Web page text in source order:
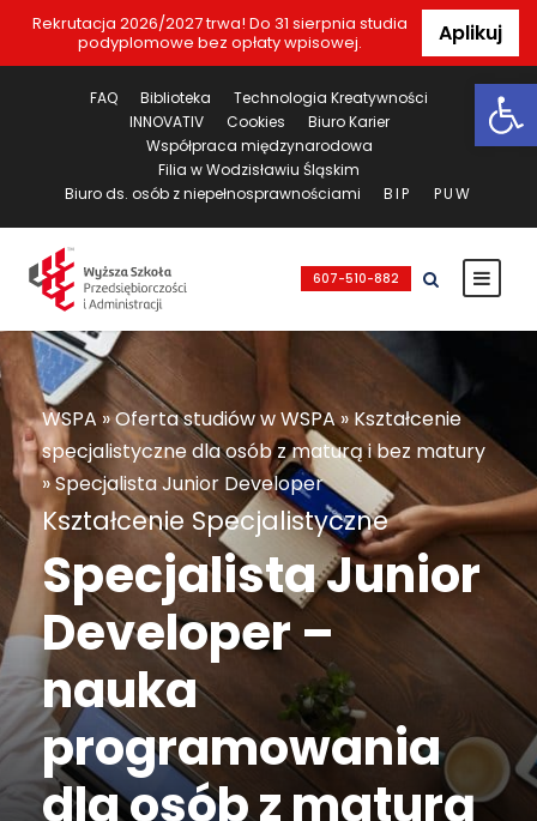
Rekrutacja 2026/2027 trwa! Do 31 sierpnia studia
podyplomowe bez opłaty wpisowej.
Aplikuj
FAQ Biblioteka
Technologia Kreatywności
INNOVATIV
Cookies
Biuro Karier
Współpraca międzynarodowa
Filia w Wodzisławiu Śląskim
Biuro ds. osób z niepełnosprawnościami
BIP PUW
607-510-882
WSPA »Oferta studiów w WSPA»Kształcenie
specjalistyczne dla osób z maturą i bez matury
»Specjalista Junior Developer
Kształcenie Specjalistyczne
Specjalista Junior
Developer –
nauka
programowania
dla osób z maturą